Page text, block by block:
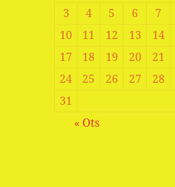
3
4 5 6 7
10
11 12 13 14
17
18 19 20 21
24
25 26 27 28
31
« Ots